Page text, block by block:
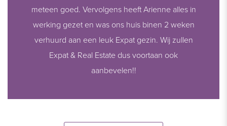
meteen goed. Vervolgens heeft Arienne alles in
werking gezet en was ons huis binen 2 weken
verhuurd aan een leuk Expat gezin. Wij zullen
Expat & Real Estate dus voortaan ook
aanbevelen!!